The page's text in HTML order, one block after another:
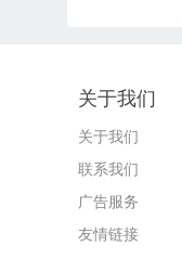
关于我们
关于我们
联系我们
广告服务
友情链接